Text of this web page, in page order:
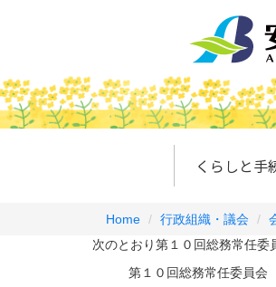
くらしと手
Home 行政組織・議会
次のとおり第１０回総務常任委
第１０回総務常任委員会